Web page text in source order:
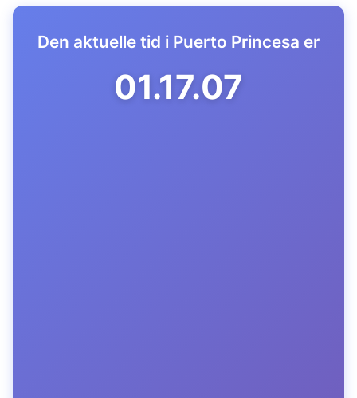
Den aktuelle tid i Puerto Princesa er
01.17.08